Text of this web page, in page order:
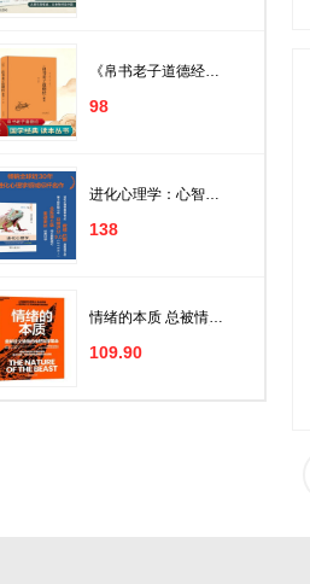
婚恋与两性
计算机与互联网
建筑
健身与保健
经济
考试
科普读物
《帛书老子道德经》
98
进化心理学：心智的
138
情绪的本质 总被情绪
国双院院士用因果实
109.90